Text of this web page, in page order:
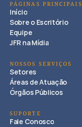
PÁGINAS PRINCIPAIS
Início
Sobre o Escritório
Equipe
JFR na Mídia
NOSSOS SERVIÇOS
Setores
Áreas de Atuação
Órgãos Públicos
SUPORTE
Fale Conosco